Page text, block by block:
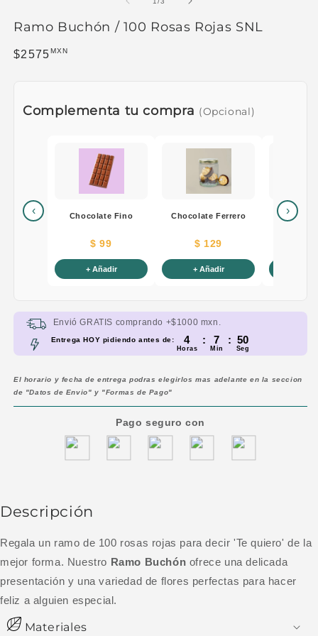
Ramo Buchón / 100 Rosas Rojas SNL
Precio habitual
$2575 MXN
Complementa tu compra (Opcional)
‹ Chocolate Fino
$ 99
+ Añadir
Chocolate Ferrero
$ 129
+ Añadir
›
Envió GRATIS comprando +$1000 mxn.
Entrega HOY pidiendo antes de: 4
Horas
: 7
Min
: 50
Seg
El horario y fecha de entrega podras elegirlos mas adelante en la seccion
de "Datos de Envio" y "Formas de Pago"
Pago seguro con
Descripción
Regala un ramo de 100 rosas rojas para decir 'Te quiero' de la
mejor forma. Nuestro Ramo Buchón ofrece una delicada
presentación y una variedad de flores perfectas para hacer
feliz a alguien especial.
Materiales